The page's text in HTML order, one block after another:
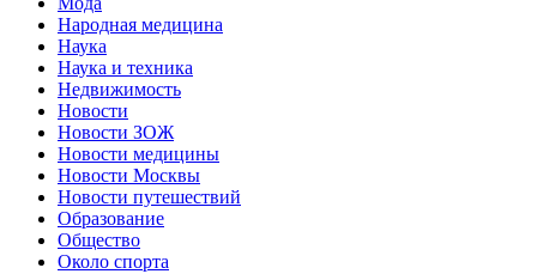
Народная медицина
Наука
Наука и техника
Недвижимость
Новости
Новости ЗОЖ
Новости медицины
Новости Москвы
Новости путешествий
Образование
Общество
Около спорта